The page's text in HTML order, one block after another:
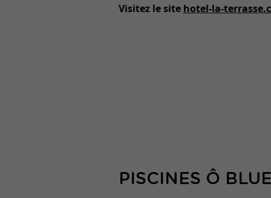
Visitez le site hotel-la-
PISCINES Ô BLUE